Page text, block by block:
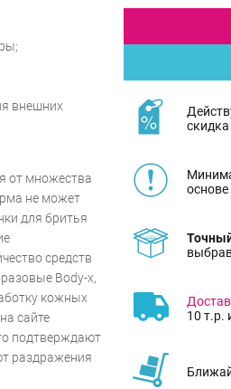
скидка
основе
10 т.р.
внешних
от множества
не может
для бритья
средств
Body-x,
кожных
сайте
подтверждают
раздражения